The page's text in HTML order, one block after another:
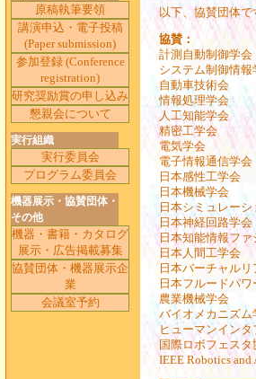
原稿執筆要領
講演申込・電子投稿
(Paper submission)
参加登録 (Conference
registration)
研究奨励賞の申し込み
懇親会について
実行組織
実行委員会
プログラム委員会
機器展示・協賛団体・
その他
機器・書籍・カタログ
展示・広告掲載募集
協賛団体・機器展示企
業
会議室予約
以下、協賛団体で
協賛：
計測自動制御学会
システム制御情報
自動車技術会
情報処理学会
人工知能学会
精密工学会
電気学会
電子情報通信学会
日本感性工学会
日本機械学会
日本シミュレーシ
日本神経回路学会
日本知能情報ファ
日本人間工学会
日本バーチャル
日本フルードパ
農業機械学会
バイオメカニズム
ヒューマンインタ
国際ロボフェスタ
IEEE Robotics and